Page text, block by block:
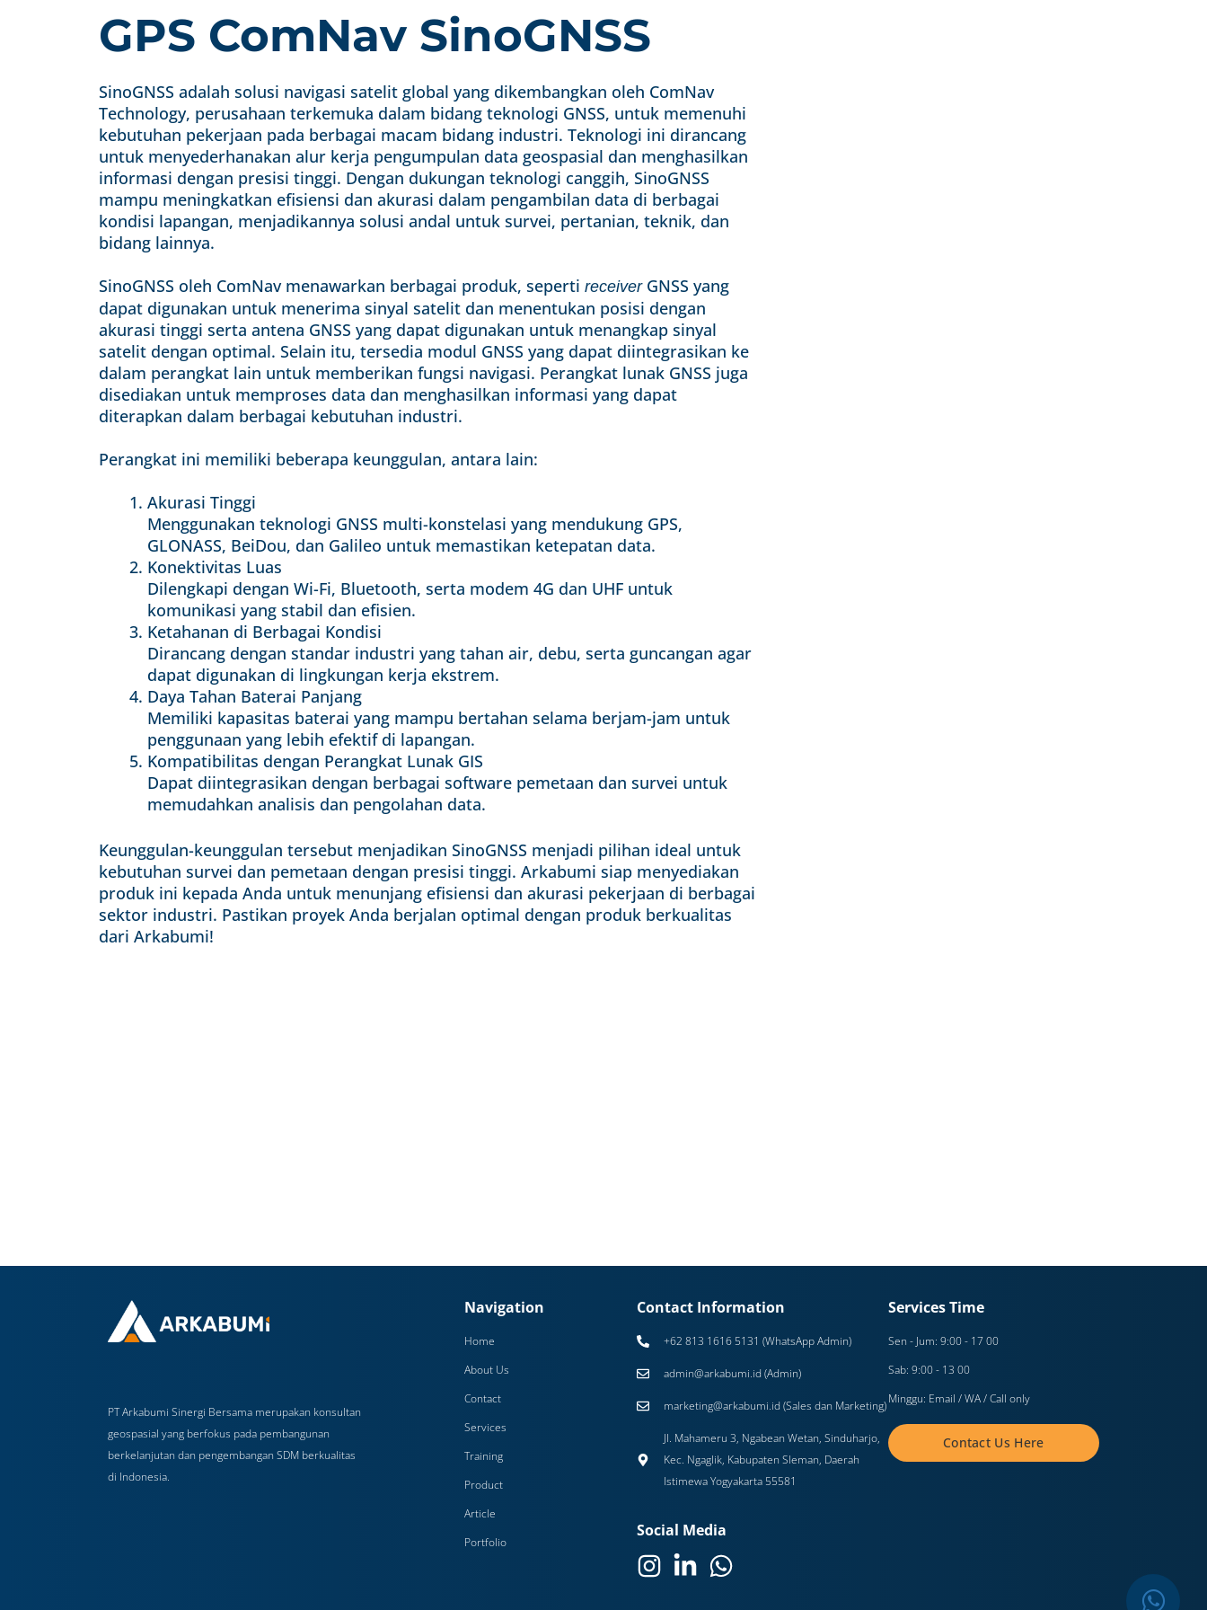
GPS ComNav SinoGNSS
SinoGNSS adalah solusi navigasi satelit global yang dikembangkan oleh ComNav
Technology, perusahaan terkemuka dalam bidang teknologi GNSS, untuk memenuhi
kebutuhan pekerjaan pada berbagai macam bidang industri. Teknologi ini dirancang
untuk menyederhanakan alur kerja pengumpulan data geospasial dan menghasilkan
informasi dengan presisi tinggi. Dengan dukungan teknologi canggih, SinoGNSS
mampu meningkatkan efisiensi dan akurasi dalam pengambilan data di berbagai
kondisi lapangan, menjadikannya solusi andal untuk survei, pertanian, teknik, dan
bidang lainnya.
SinoGNSS oleh ComNav menawarkan berbagai produk, seperti receiverGNSS yang
dapat digunakan untuk menerima sinyal satelit dan menentukan posisi dengan
akurasi tinggi serta antena GNSS yang dapat digunakan untuk menangkap sinyal
satelit dengan optimal. Selain itu, tersedia modul GNSS yang dapat diintegrasikan ke
dalam perangkat lain untuk memberikan fungsi navigasi. Perangkat lunak GNSS juga
disediakan untuk memproses data dan menghasilkan informasi yang dapat
diterapkan dalam berbagai kebutuhan industri.
Perangkat ini memiliki beberapa keunggulan, antara lain:
Akurasi Tinggi
Menggunakan teknologi GNSS multi-konstelasi yang mendukung GPS,
GLONASS, BeiDou, dan Galileo untuk memastikan ketepatan data.
Konektivitas Luas
Dilengkapi dengan Wi-Fi, Bluetooth, serta modem 4G dan UHF untuk
komunikasi yang stabil dan efisien.
Ketahanan di Berbagai Kondisi
Dirancang dengan standar industri yang tahan air, debu, serta guncangan agar
dapat digunakan di lingkungan kerja ekstrem.
Daya Tahan Baterai Panjang
Memiliki kapasitas baterai yang mampu bertahan selama berjam-jam untuk
penggunaan yang lebih efektif di lapangan.
Kompatibilitas dengan Perangkat Lunak GIS
Dapat diintegrasikan dengan berbagai software pemetaan dan survei untuk
memudahkan analisis dan pengolahan data.
Keunggulan-keunggulan tersebut menjadikan SinoGNSS menjadi pilihan ideal untuk
kebutuhan survei dan pemetaan dengan presisi tinggi. Arkabumi siap menyediakan
produk ini kepada Anda untuk menunjang efisiensi dan akurasi pekerjaan di berbagai
sektor industri. Pastikan proyek Anda berjalan optimal dengan produk berkualitas
dari Arkabumi!
PT Arkabumi Sinergi Bersama merupakan konsultan
geospasial yang berfokus pada pembangunan
berkelanjutan dan pengembangan SDM berkualitas
di Indonesia.
Navigation
Home
About Us
Contact
Services
Training
Product
Article
Portfolio
Contact Information
+62 813 1616 5131 (WhatsApp Admin)
admin@arkabumi.id (Admin)
marketing@arkabumi.id (Sales dan Marketing)
Jl. Mahameru 3, Ngabean Wetan, Sinduharjo,
Kec. Ngaglik, Kabupaten Sleman, Daerah
Istimewa Yogyakarta 55581
Social Media
Services Time
Sen - Jum: 9:00 - 17 00
Sab: 9:00 - 13 00
Minggu: Email / WA / Call only
Contact Us Here